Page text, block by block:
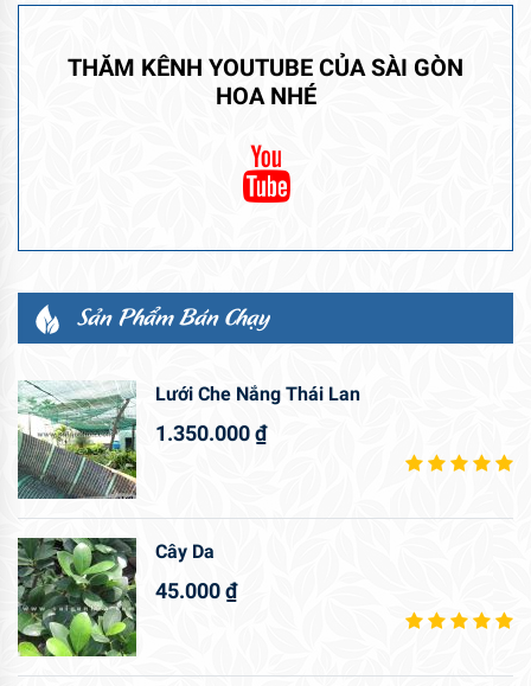
THĂM KÊNH YOUTUBE CỦA SÀI GÒN
HOA NHÉ
Sản Phẩm Bán Chạy
Lưới Che Nắng Thái Lan
1.350.000₫
Cây Da
45.000₫